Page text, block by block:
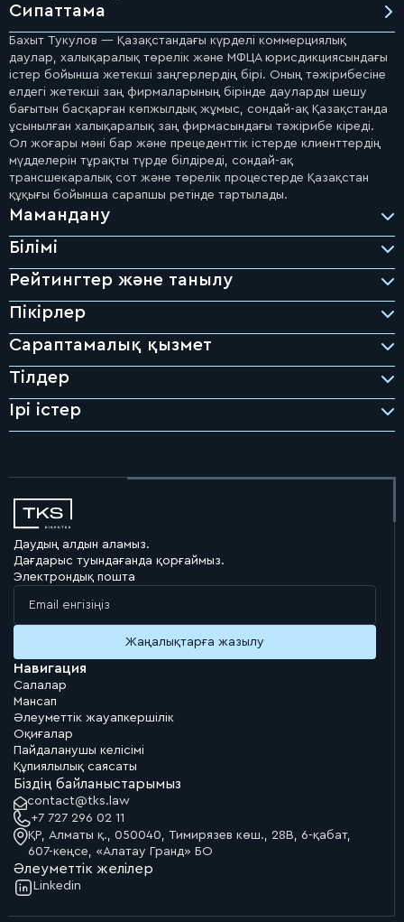
Сипаттама
Бахыт Тукулов — Қазақстандағы күрделі коммерциялық
даулар, халықаралық төрелік және МФЦА юрисдикциясындағы
істер бойынша жетекші заңгерлердің бірі. Оның тәжірибесіне
елдегі жетекші заң фирмаларының бірінде дауларды шешу
бағытын басқарған көпжылдық жұмыс, сондай-ақ Қазақстанда
ұсынылған халықаралық заң фирмасындағы тәжірибе кіреді.
Ол жоғары мәні бар және прецеденттік істерде клиенттердің
мүдделерін тұрақты түрде білдіреді, сондай-ақ
трансшекаралық сот және төрелік процестерде Қазақстан
құқығы бойынша сарапшы ретінде тартылады.
Мамандану
Білімі
Рейтингтер және танылу
BAND 1
Dispute Resolution санатында
Пікірлер
«Бахыт жергілікті нарықта дауларды шешу
тәжірибесінде ең жоғары
стандарттарды қалыптастырады»
Chambers and Partners
ұсынып, жеделдік пен
етеді»
Asia-Pacific, Dispute Resolution, Kazakhstan, 2026
«Бахыт процессуалдық заңнаманы және сот процесінің
барлық қыр-сырын
терең меңгерген»
Chambers and Partners
Asia-Pacific, Dispute Resolution, Kazakhstan, 2026
Сараптамалық қызмет
Тілдер
Ірі істер
AIFC Court және халықаралық төрелік
Сот және төрелік шешімдерін орындау және қамтамасыз
ету шаралары
Ірі коммерциялық даулар
Даудың алдын аламыз.
Дағдарыс туындағанда қорғаймыз.
Электрондық пошта
Навигация
Салалар
Мансап
Әлеуметтік жауапкершілік
Оқиғалар
Пайдаланушы келісімі
Құпиялылық саясаты
Біздің байланыстарымыз
contact@tks.law
+7 727 296 02 11
ҚР, Алматы қ., 050040, Тимирязев көш., 28В, 6-қабат,
607-кеңсе, «Алатау Гранд» БО
Әлеуметтік желілер
Linkedin